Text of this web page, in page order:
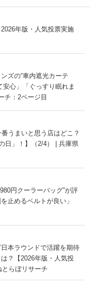
年版・人気投票実施
ズの“車内遮光カーテ
心」「ぐっすり眠れま
チ：2ページ目
うまいと思う店はどこ？
日」！】（2/4） | 兵庫県
円クーラーバッグ”が評
止めるベルトが良い」
本ラウンドで活躍を期待
？【2026年版・人気投
らぼリサーチ